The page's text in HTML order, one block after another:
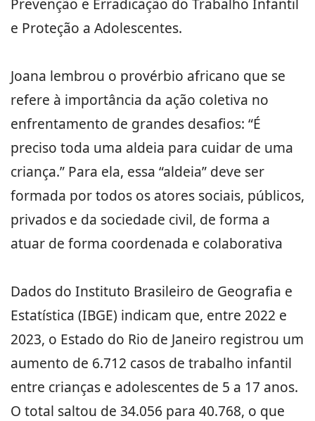
Prevenção e Erradicação do Trabalho Infantil
e Proteção a Adolescentes.
Joana lembrou o provérbio africano que se
refere à importância da ação coletiva no
enfrentamento de grandes desafios: “É
preciso toda uma aldeia para cuidar de uma
criança.” Para ela, essa “aldeia” deve ser
formada por todos os atores sociais, públicos,
privados e da sociedade civil, de forma a
atuar de forma coordenada e colaborativa
Dados do Instituto Brasileiro de Geografia e
Estatística (IBGE) indicam que, entre 2022 e
2023, o Estado do Rio de Janeiro registrou um
aumento de 6.712 casos de trabalho infantil
entre crianças e adolescentes de 5 a 17 anos.
O total saltou de 34.056 para 40.768, o que